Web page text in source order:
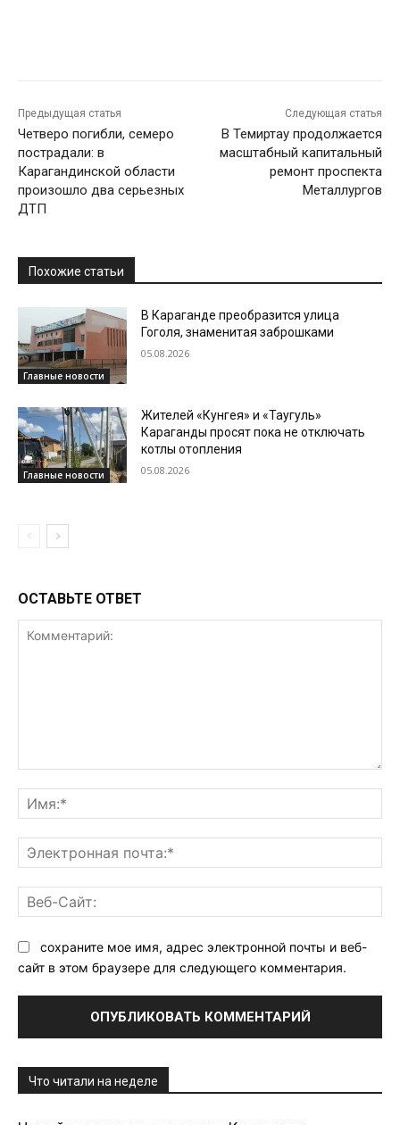
Предыдущая статья
Четверо погибли, семеро
пострадали: в
Карагандинской области
произошло два серьезных
ДТП
Следующая статья
В Темиртау продолжается
масштабный капитальный
ремонт проспекта
Металлургов
Похожие статьи
Главные новости
В Караганде преобразится улица
Гоголя, знаменитая заброшками
05.08.2026
Главные новости
Жителей «Кунгея» и «Таугуль»
Караганды просят пока не отключать
котлы отопления
05.08.2026
ОСТАВЬТЕ ОТВЕТ
сохраните мое имя, адрес электронной почты и веб-
сайт в этом браузере для следующего комментария.
Что читали на неделе